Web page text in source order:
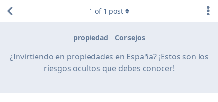
propiedad Consejos
¿Invirtiendo en propiedades en España? ¡Estos son los
riesgos ocultos que debes conocer!
1 of 1 post